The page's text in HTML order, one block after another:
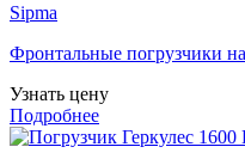
Sipma
Фронтальные погрузчики на
Узнать цену
Подробнее